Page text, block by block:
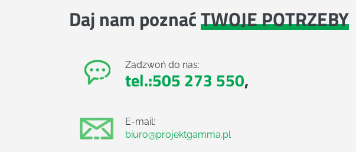
Daj nam poznaćTWOJE POTRZEBY
Zadzwoń do nas:
tel.:505 273 550,
E-mail:
biuro@projektgamma.pl